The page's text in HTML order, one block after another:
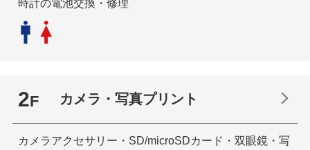
時計の電池交換・修理
2F カメラ・写真プリント
カメラアクセサリー・SD/microSDカード・双眼鏡・写